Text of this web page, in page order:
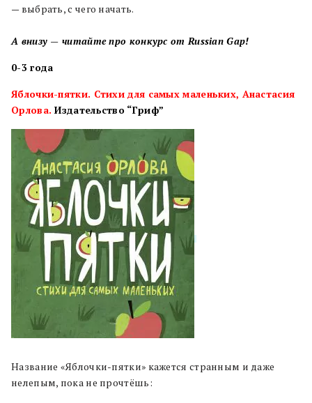
— выбрать, с чего начать.
А внизу — читайте про конкурс от Russian Gap!
0-3года
Яблочки-пятки. Стихи для самых маленьких, Анастасия
Орлова.Издательство “Гриф”
Название «Яблочки-пятки» кажется странным и даже
нелепым, пока не прочтёшь: